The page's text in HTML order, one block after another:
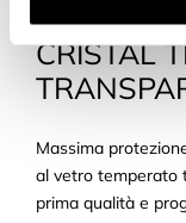
CRISTAL
Massima
al vetro temperato
prima qualità e